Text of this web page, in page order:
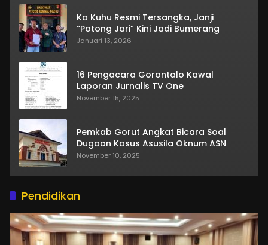
Ka Kuhu Resmi Tersangka, Janji
“Potong Jari” Kini Jadi Bumerang
Januari 13, 2026
16 Pengacara Gorontalo Kawal
Laporan Jurnalis TV One
November 15, 2025
Pemkab Gorut Angkat Bicara Soal
Dugaan Kasus Asusila Oknum ASN
November 10, 2025
Pendidikan